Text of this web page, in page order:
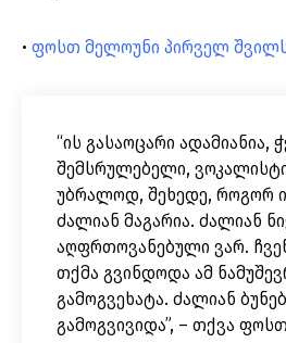
• ფოსთ მელოუნი პირველ
“ის გასაოცარი ადამიანია,
შემსრულებელი,
უბრალოდ, შეხედე, როგორ
ძალიან მაგარია. ძალიან
აღფრთოვანებული ვარ.
თქმა გვინდოდა ამ
გამოგვეხატა. ძალიან
გამოგვივიდა”, – თქვა